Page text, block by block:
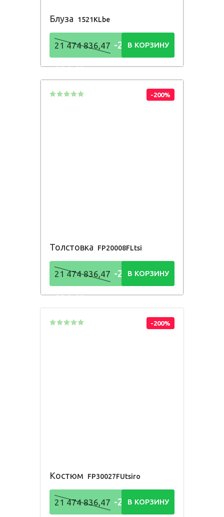
Блуза 1521KLbe
21 474 836,47 -21 474
836,48Р
В КОРЗИНУ
-200%
Толстовка FP20008FLtsi
21 474 836,47 -21 474
836,48Р
В КОРЗИНУ
-200%
Костюм FP30027FUtsiro
21 474 836,47 -21 474
В КОРЗИНУ